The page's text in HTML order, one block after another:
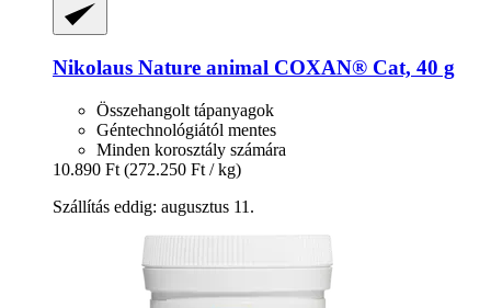
Nikolaus Nature animal COXAN® Cat, 40 g
Összehangolt tápanyagok
Géntechnológiától mentes
Minden korosztály számára
10.890 Ft (272.250 Ft / kg)
Szállítás eddig: augusztus 11.